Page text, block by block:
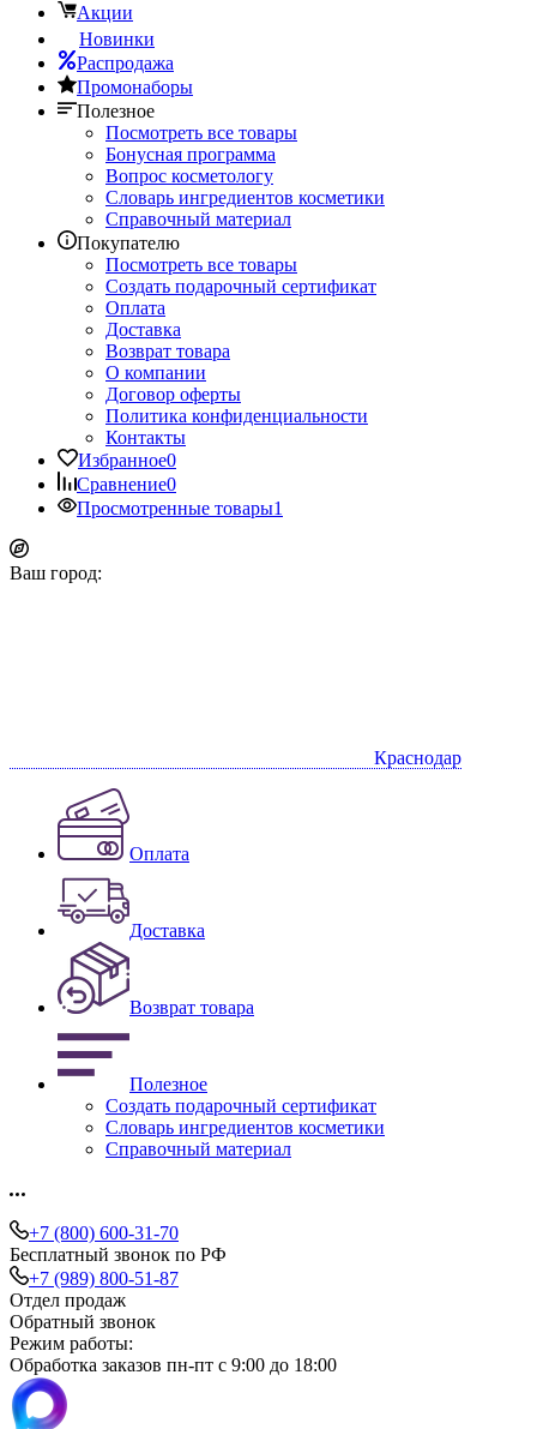
Акции
Новинки
Распродажа
Промонаборы
Полезное
Посмотреть все товары
Бонусная программа
Вопрос косметологу
Словарь ингредиентов косметики
Справочный материал
Покупателю
Посмотреть все товары
Создать подарочный сертификат
Оплата
Доставка
Возврат товара
О компании
Договор оферты
Политика конфиденциальности
Контакты
Избранное0
Сравнение0
Просмотренные товары1
Ваш город:
Краснодар
Оплата
Доставка
Возврат товара
Полезное
Создать подарочный сертификат
Словарь ингредиентов косметики
Справочный материал
+7 (800) 600-31-70
Бесплатный звонок по РФ
+7 (989) 800-51-87
Отдел продаж
Обратный звонок
Режим работы:
Обработка заказов пн-пт с 9:00 до 18:00